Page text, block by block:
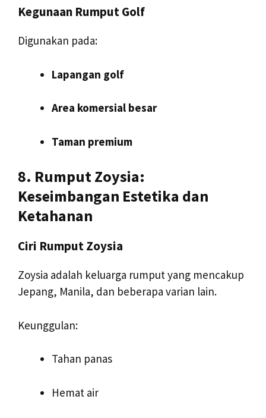
Kegunaan Rumput Golf
Digunakan pada:
Lapangan golf
Area komersial besar
Taman premium
8. Rumput Zoysia:
Keseimbangan Estetika dan
Ketahanan
Ciri Rumput Zoysia
Zoysia adalah keluarga rumput yang mencakup
Jepang, Manila, dan beberapa varian lain.
Keunggulan:
Tahan panas
Hemat air